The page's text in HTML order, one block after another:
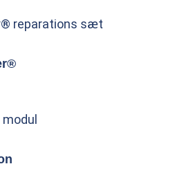
reparations sæt